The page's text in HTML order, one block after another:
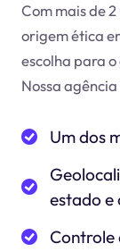
Com mais de
origem ética
escolha para
Nossa
Um dos
estado e
Controle